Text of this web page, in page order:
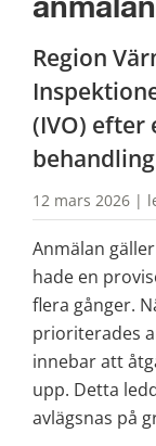
Region
(IVO)
12 mars 2026 |
Anmälan
hade en
flera gånger.
prioriterades
innebar att
upp. Detta
avlägsnas på